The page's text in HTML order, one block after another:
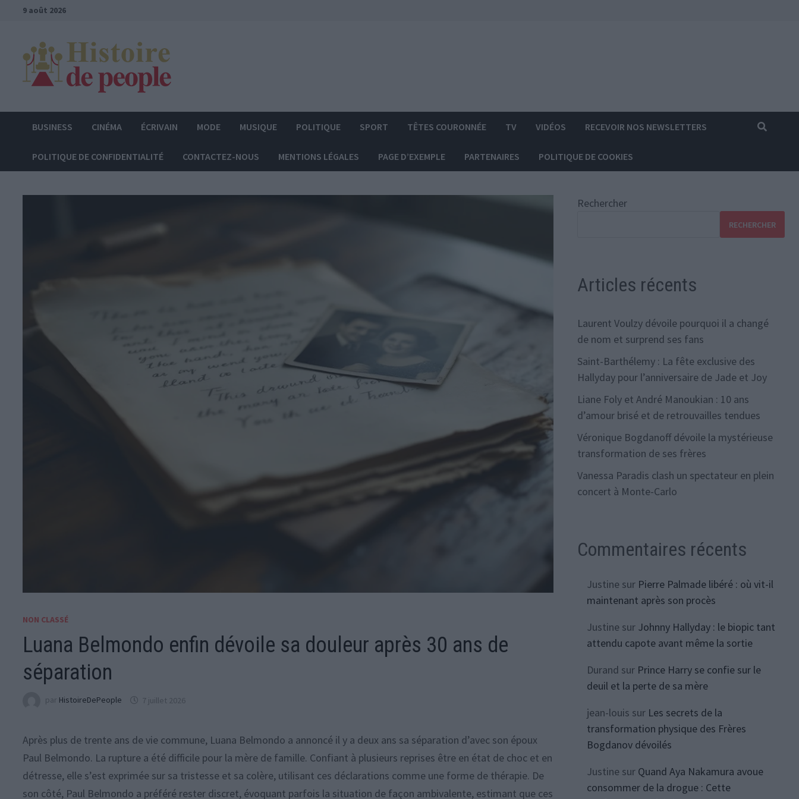
Passer9 août 2026
BUSINESS CINÉMA ÉCRIVAIN MODE MUSIQUE POLITIQUE SPORT TÊTES COURONNÉE TV VIDÉOS RECEVOIR NOS NEWSLETTERS
POLITIQUE DE CONFIDENTIALITÉ CONTACTEZ-NOUS MENTIONS LÉGALES PAGE D’EXEMPLE PARTENAIRES POLITIQUE DE COOKIES
NON CLASSÉ
Luana Belmondo enfin dévoile sa douleur après 30 ans de
séparation
par HistoireDePeople 7 juillet 2026
Après plus de trente ans de vie commune, Luana Belmondo a annoncé il y a deux ans sa séparation d’avec son époux
Paul Belmondo. La rupture a été difficile pour la mère de famille. Confiant à plusieurs reprises être en état de choc et en
détresse, elle s’est exprimée sur sa tristesse et sa colère, utilisant ces déclarations comme une forme de thérapie. De
son côté, Paul Belmondo a préféré rester discret, évoquant parfois la situation de façon ambivalente, estimant que ces
Rechercher
RECHERCHER
Articles récents
Laurent Voulzy dévoile pourquoi il a changé
de nom et surprend ses fans
Saint-Barthélemy : La fête exclusive des
Hallyday pour l’anniversaire de Jade et Joy
Liane Foly et André Manoukian : 10 ans
d’amour brisé et de retrouvailles tendues
Véronique Bogdanoff dévoile la mystérieuse
transformation de ses frères
Vanessa Paradis clash un spectateur en plein
concert à Monte-Carlo
Commentaires récents
Justinesur Pierre Palmade libéré : où vit-il
maintenant après son procès
Justinesur Johnny Hallyday : le biopic tant
attendu capote avant même la sortie
Durand sur Prince Harry se confie sur le
deuil et la perte de sa mère
jean-louis sur Les secrets de la
transformation physique des Frères
Bogdanov dévoilés
Justinesur Quand Aya Nakamura avoue
consommer de la drogue : Cette